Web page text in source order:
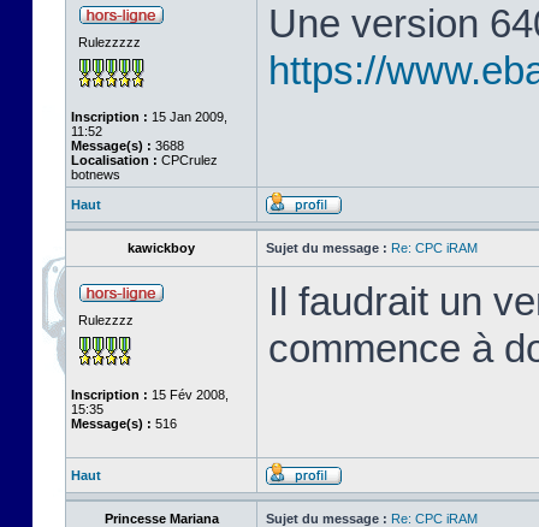
Rulezzzzz
Inscription : 15 Jan 2009,
11:52
Message(s) : 3688
Localisation : CPCrulez
botnews
Une version
https://
Haut
kawickboy Sujet du message : Re: CPC iRAM
Rulezzzz
Inscription : 15 Fév 2008,
15:35
Message(s) : 516
Il faudrait un
commence à
Haut
Princesse Mariana Sujet du message : Re: CPC iRAM